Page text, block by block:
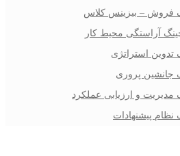
فروش – بیزینس کلاس
استراتژی
جانشین پروری
و ارزیابی عملکرد
پیشنهادات